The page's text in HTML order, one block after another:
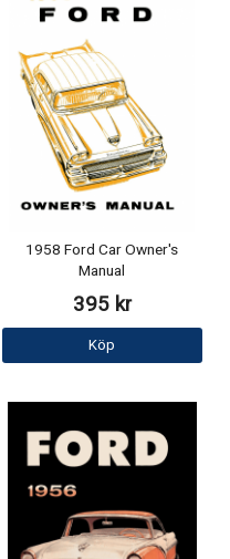
1958 Ford Car Owner's
Manual
395 kr
Köp